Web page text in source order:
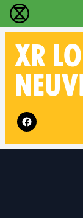
Extinction
XR
Follow XR